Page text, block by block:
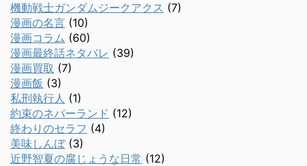
機動戦士ガンダムジークアクス (7)
漫画の名言 (10)
漫画コラム (60)
漫画最終話ネタバレ (39)
漫画買取 (7)
漫画飯 (3)
私刑執行人 (1)
約束のネバーランド (12)
終わりのセラフ (4)
美味しんぼ(3)
近野智夏の腐じょうな日常 (12)